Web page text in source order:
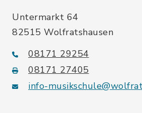
Untermarkt 64
82515 Wolfratshausen
08171 29254
08171 27405
info-